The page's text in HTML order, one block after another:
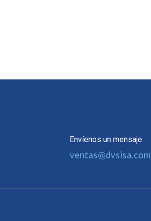
Envíenos un mensaje
ventas@dvsisa.com